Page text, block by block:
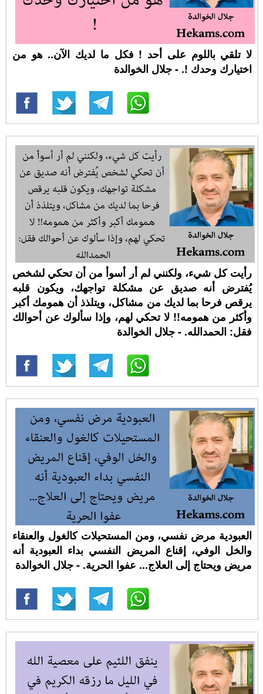
لا تلقي باللوم على أحد ! فكل ما لديك الآن.. هو من
اختيارك وحدك !. - جلال الخوالدة
رأيت كل شيء، ولكنني لم أر أسوأ من أن تحكي لشخص
يُفترض أنه صديق عن مشكلة تواجهك، ويكون قلبه
يرقص فرحا بما لديك من مشاكل، ويتلذذ أن همومك أكبر
وأكثر من همومه!! لا تحكي لهم، وإذا سألوك عن أحوالك
فقل: الحمدالله. - جلال الخوالدة
العبودية مرض نفسي، ومن المستحيلات كالغول والعنقاء
والخل الوفي، إقناع المريض النفسي بداء العبودية أنه
مريض ويحتاج إلى العلاج... عفوا الحرية. - جلال الخوالدة